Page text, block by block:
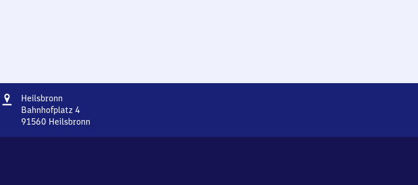
Adresse
Heilsbronn
Bahnhofplatz 4
91560 Heilsbronn